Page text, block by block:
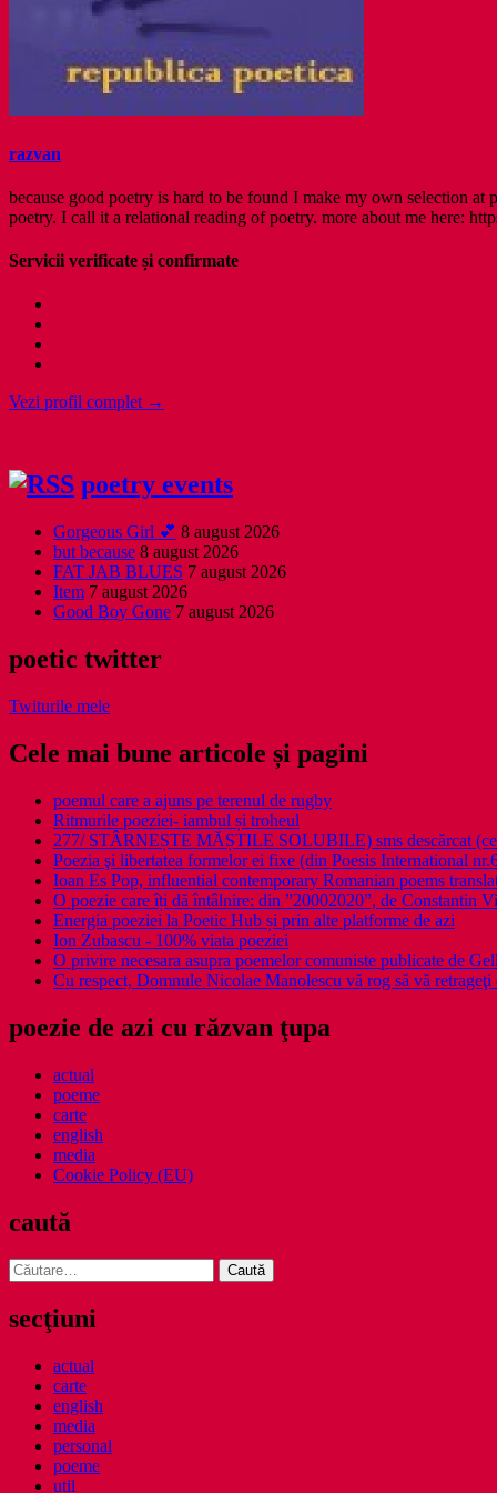
razvan
because good poetry is hard to be found I make my own selection
poetry. I call it a relational reading of poetry. more about me here:
Servicii verificate și confirmate
Vezi profil complet →
poetry events
Gorgeous Girl 💕 8 august 2026
but because 8 august 2026
FAT JAB BLUES 7 august 2026
Item 7 august 2026
Good Boy Gone 7 august 2026
poetic twitter
Twiturile mele
Cele mai bune articole și pagini
poemul care a ajuns pe terenul de rugby
Ritmurile poeziei- iambul și troheul
277/ STÂRNEȘTE MĂȘTILE SOLUBILE) sms descărcat
Poezia şi libertatea formelor ei fixe (din Poesis International
Ioan Es Pop, influential contemporary Romanian poems
O poezie care îți dă întâlnire: din ”20002020”, de Constantin
Energia poeziei la Poetic Hub și prin alte platforme de azi
Ion Zubascu - 100% viata poeziei
O privire necesara asupra poemelor comuniste publicate de
Cu respect, Domnule Nicolae Manolescu vă rog să vă
poezie de azi cu răzvan ţupa
actual
poeme
carte
english
media
Cookie Policy (EU)
caută
Caută
după:
secţiuni
actual
carte
english
media
personal
poeme
util